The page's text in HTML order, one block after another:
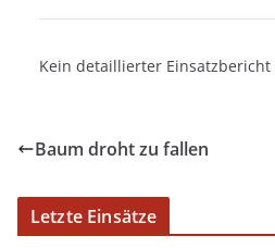
Kein detaillierter Einsatzbericht
Baum droht zu fallen
Letzte Einsätze